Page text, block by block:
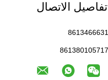
تفاصيل الاتصال